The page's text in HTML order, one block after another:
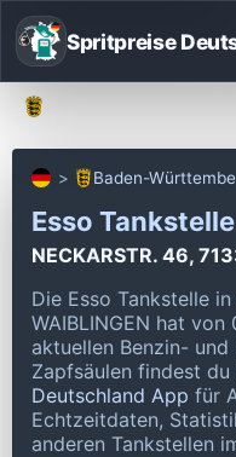
Spritpreise
Baden-
Esso Tankstelle
NECKARSTR. 46,
Die Esso Tankstelle in
WAIBLINGEN hat
aktuellen Benzin-
Zapfsäulen findest du
Deutschland App für
Echtzeitdaten,
anderen Tankstellen